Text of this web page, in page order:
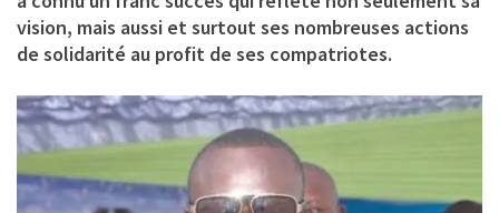
vision, mais aussi et surtout ses nombreuses actions
de solidarité au profit de ses compatriotes.